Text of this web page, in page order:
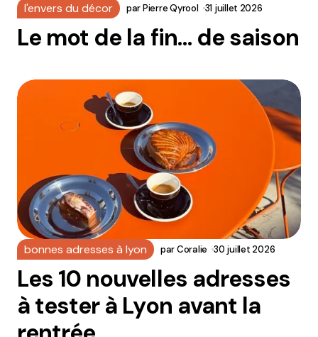
l'envers du décor parPierre Qyrool 31 juillet 2026
Le mot de la fin… de saison
bonnes adresses à lyon parCoralie 30 juillet 2026
Les 10 nouvelles adresses
à tester à Lyon avant la